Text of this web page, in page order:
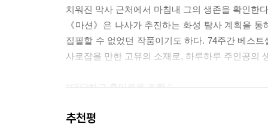
버에는 대기 분석기가 있다. 질소: 22퍼센트. 산소:
지금 막사 안은 수소 천국이다. 지금까지 막사가
작은 정전기 하나만 일었어도 나 혼자만의 ‘힌덴
했다. 그게 지금 내가 로버 2에 앉아 있는 이유다.
“기본 통신시스템은 커다란 위성 접시안테나를
치워진 막사 근처에서 마침내 그의 생존을 확인한
《마션》은 나사가 추진하는 화성 탐사 계획을
집필할 수 없었던 작품이기도 하다. 74주간 베스
사로잡을 만한 고유의 소재로, 하루하루 주인공의
“대담하고 흥미로운 조합.”
추천평